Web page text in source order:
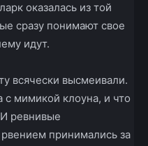
оказалась из той
сразу понимают свое
идут.
всячески высмеивали.
с мимикой клоуна, и что
ревнивые
принимались за